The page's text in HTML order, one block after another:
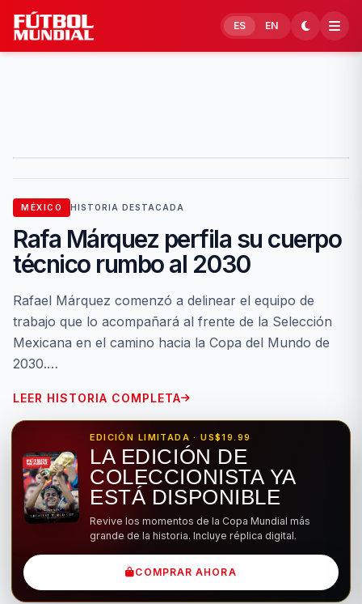
Skip to content
ES EN
MÉXICO HISTORIA DESTACADA
Rafa Márquez perfila su cuerpo
técnico rumbo al 2030
Rafael Márquez comenzó a delinear el equipo de
trabajo que lo acompañará al frente de la Selección
Mexicana en el camino hacia la Copa del Mundo de
2030.…
LEER HISTORIA COMPLETA
EDICIÓN LIMITADA · US$19.99
LA EDICIÓN DE
COLECCIONISTA YA
ESTÁ DISPONIBLE
Revive los momentos de la Copa Mundial más
grande de la historia. Incluye réplica digital.
COMPRAR AHORA